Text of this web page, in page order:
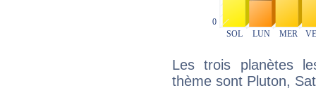
Les trois planètes
thème sont Pluton,